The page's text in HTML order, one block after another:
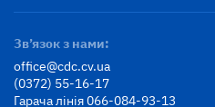
Зв’язок з нами:
office@cdc.cv.ua
(0372) 55-16-17
Гарача лінія 066-084-93-13